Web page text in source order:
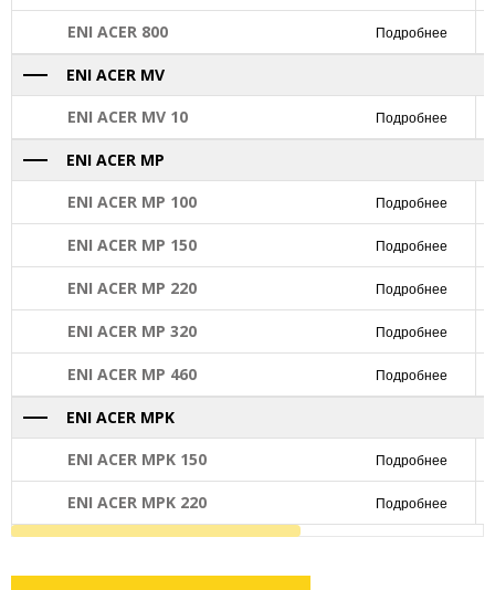
ENI ACER 800 Подробнее
ENI ACER MV
ENI ACER MV 10
Подробнее
ENI ACER MP
ENI ACER MP 100
Подробнее
ENI ACER MP 150 Подробнее
ENI ACER MP 220 Подробнее
ENI ACER MP 320 Подробнее
ENI ACER MP 460 Подробнее
ENI ACER MPK
ENI ACER MPK 150
Подробнее
ENI ACER MPK 220 Подробнее